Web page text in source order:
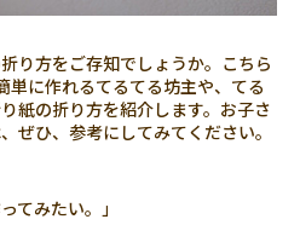
り方をご存知でしょうか。こちら
単に作れるてるてる坊主や、てる
紙の折り方を紹介します。お子さ
ぜひ、参考にしてみてください。
てみたい。」